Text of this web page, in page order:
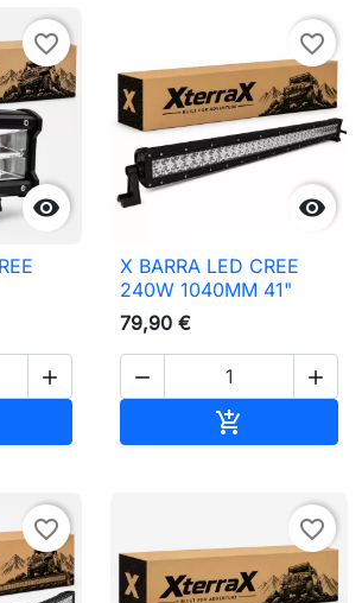

favorite_border


favorite_border
X BARRA LED CREE
240W 1040MM 41"
79,90 €
 

favorite_border favorite_border